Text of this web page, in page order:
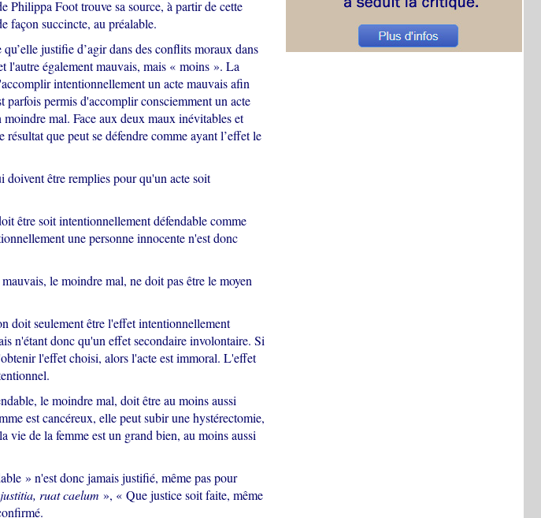
Philippa Foot trouve sa source, à partir de cette
façon succincte, au préalable.
justifie d’agir dans des conflits moraux dans
l'autre également mauvais, mais « moins ». La
intentionnellement un acte mauvais afin
parfois permis d'accomplir consciemment un acte
mal. Face aux deux maux inévitables et
que peut se défendre comme ayant l’effet le
doivent être remplies pour qu'un acte soit
être soit intentionnellement défendable comme
une personne innocente n'est donc
le moindre mal, ne doit pas être le moyen
doit seulement être l'effet intentionnellement
n'étant donc qu'un effet secondaire involontaire. Si
l'effet choisi, alors l'acte est immoral. L'effet
le moindre mal, doit être au moins aussi
est cancéreux, elle peut subir une hystérectomie,
vie de la femme est un grand bien, au moins aussi
» n'est donc jamais justifié, même pas pour
ruat caelum », « Que justice soit faite, même